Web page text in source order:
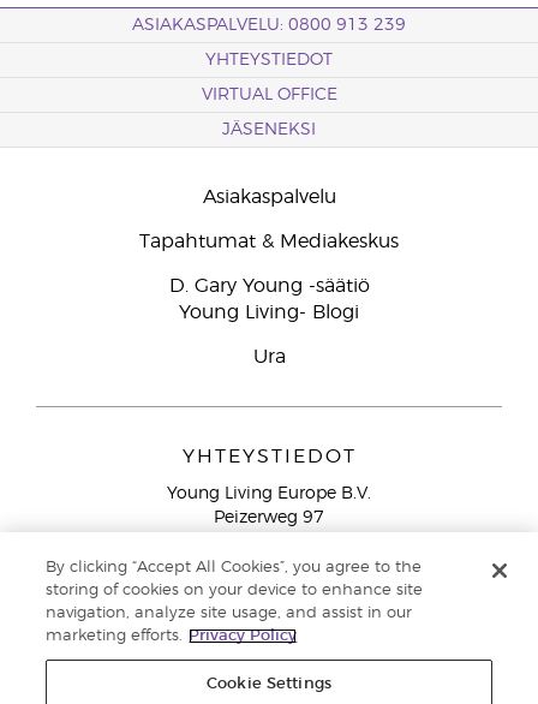
ASIAKASPALVELU: 0800 913 239
YHTEYSTIEDOT
VIRTUAL OFFICE
JÄSENEKSI
Asiakaspalvelu
Tapahtumat & Mediakeskus
D. Gary Young -säätiö
Young Living- Blogi
Ura
YHTEYSTIEDOT
Young Living Europe B.V.
Peizerweg 97
Netherlands
Ilmainen yhteydenotto lankanumeroista Suomesta
913 239
Email: asiakaspalvelu@youngliving.com
By clicking “Accept All Cookies”, you agree to the
storing of cookies on your device to enhance site
navigation, analyze site usage, and assist in our
marketing efforts.
Privacy Policy
Cookie Settings